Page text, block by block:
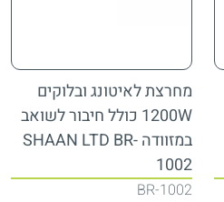
מחרצת לאיטונג ובלוקים
1200W כולל חיבור לשואב
במזוודה SHAAN LTD BR-
1002
BR-1002